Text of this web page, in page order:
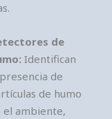
de
Identifican
de
de humo
el ambiente,